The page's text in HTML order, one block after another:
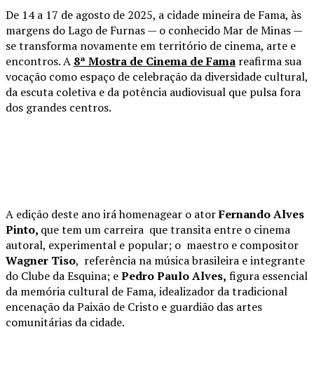
De 14 a 17 de agosto de 2025, a cidade mineira de Fama, às
margens do Lago de Furnas — o conhecido Mar de Minas —
se transforma novamente em território de cinema, arte e
encontros. A 8ª Mostra de Cinema de Fama reafirma sua
vocação como espaço de celebração da diversidade cultural,
da escuta coletiva e da potência audiovisual que pulsa fora
dos grandes centros.
A edição deste ano irá homenagear o atorFernando Alves
Pinto, que tem um carreira que transita entre o cinema
autoral, experimental e popular; o maestro e compositor
Wagner Tiso, referência na música brasileira e integrante
do Clube da Esquina; ePedro Paulo Alves, figura essencial
da memória cultural de Fama, idealizador da tradicional
encenação da Paixão de Cristo e guardião das artes
comunitárias da cidade.